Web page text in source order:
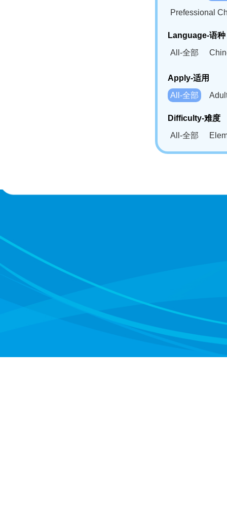
Prefessional
Language-语种
All-全部
Bahasa
Swahili(SW)-
Apply-适用
All-全部
Difficulty-难度
All-全部